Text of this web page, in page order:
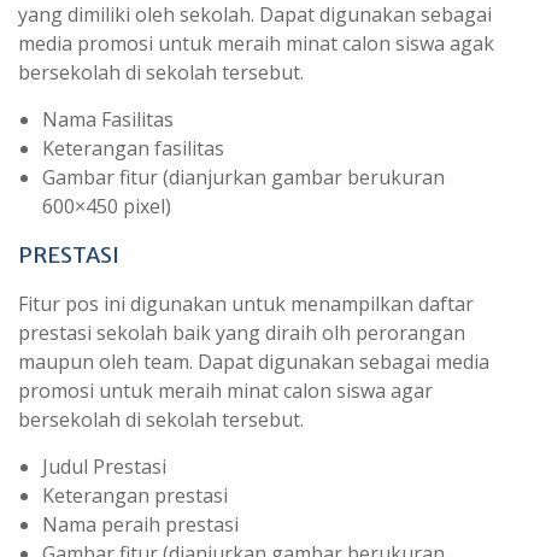
yang dimiliki oleh sekolah. Dapat digunakan sebagai
media promosi untuk meraih minat calon siswa agak
bersekolah di sekolah tersebut.
Nama Fasilitas
Keterangan fasilitas
Gambar fitur (dianjurkan gambar berukuran
600×450 pixel)
PRESTASI
Fitur pos ini digunakan untuk menampilkan daftar
prestasi sekolah baik yang diraih olh perorangan
maupun oleh team. Dapat digunakan sebagai media
promosi untuk meraih minat calon siswa agar
bersekolah di sekolah tersebut.
Judul Prestasi
Keterangan prestasi
Nama peraih prestasi